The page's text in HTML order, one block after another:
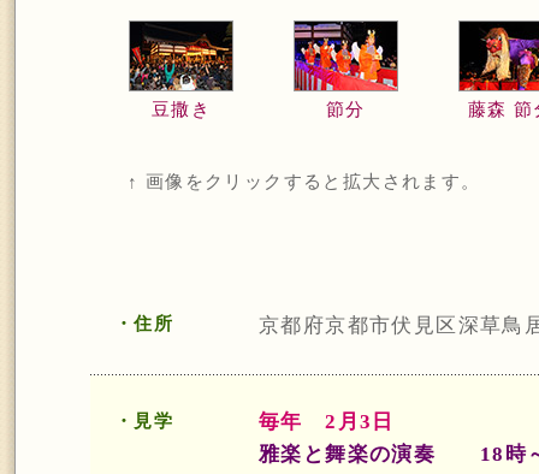
豆撒き 節分 藤森 節
↑ 画像をクリックすると拡大されます。
・住所 京都府京都市伏見区深草鳥
・見学
毎年 2月3日
雅楽と舞楽の演奏 18時